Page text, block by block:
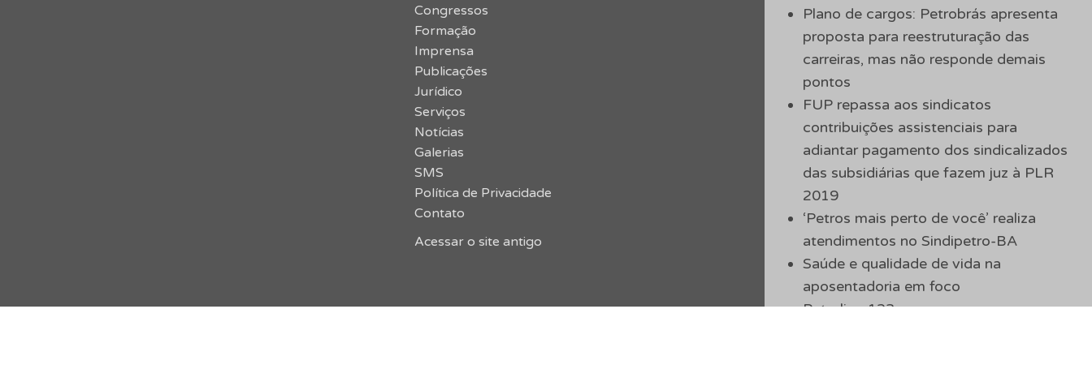
Plano de cargos: Petrobrás apresenta
proposta para reestruturação das
carreiras, mas não responde demais
pontos
FUP repassa aos sindicatos
contribuições assistenciais para
adiantar pagamento dos sindicalizados
das subsidiárias que fazem juz à PLR
2019
‘Petros mais perto de você’ realiza
atendimentos no Sindipetro-BA
Saúde e qualidade de vida na
aposentadoria em foco
Petrolino 123
Congressos
Formação
Imprensa
Publicações
Jurídico
Serviços
Notícias
Galerias
SMS
Política de Privacidade
Contato
Acessar o site antigo